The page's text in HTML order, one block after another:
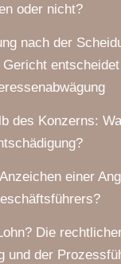
oder nicht?
nach der
des Konzerns:
einer
Die
und der